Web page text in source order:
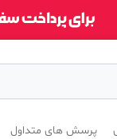
پرسش های متداول